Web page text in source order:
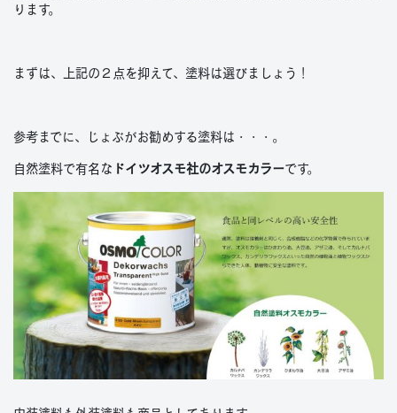
ります。
まずは、上記の２点を抑えて、塗料は選びましょう！
参考までに、じょぶがお勧めする塗料は・・・。
自然塗料で有名な ドイツオスモ社のオスモカラーです。